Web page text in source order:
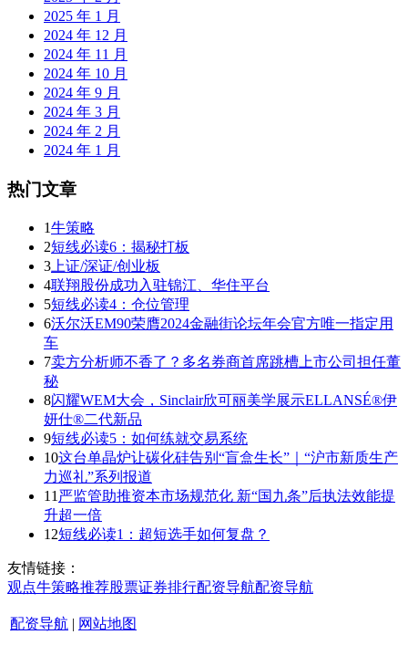
2025 年 1 月
2024 年 12 月
2024 年 11 月
2024 年 10 月
2024 年 9 月
2024 年 3 月
2024 年 2 月
2024 年 1 月
热门文章
1牛策略
2短线必读6：揭秘打板
3 上证/深证/创业板
4联翔股份成功入驻锦江、华住平台
5短线必读4：仓位管理
6沃尔沃EM90荣膺2024金融街论坛年会官方唯一指定用
车
7卖方分析师不香了？多名券商首席跳槽上市公司担任董
秘
8闪耀WEM大会，Sinclair欣可丽美学展示ELLANSÉ®伊
妍仕®二代新品
9短线必读5：如何练就交易系统
10这台单晶炉让碳化硅告别“盲盒生长”｜“沪市新质生产
力巡礼”系列报道
11 严监管助推资本市场规范化 新“国九条”后执法效能提
升超一倍
12短线必读1：超短选手如何复盘？
友情链接：
观点牛策略推荐股票证券排行配资导航配资导航
配资导航 | 网站地图